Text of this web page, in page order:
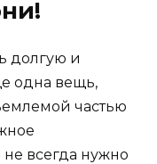
долгую и
одна вещь,
частью
не всегда нужно